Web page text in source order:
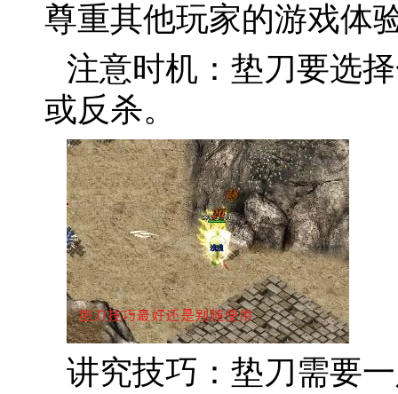
尊重其他玩家的游戏体
注意时机：垫刀要选
或反杀。
讲究技巧：垫刀需要